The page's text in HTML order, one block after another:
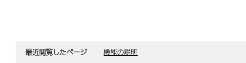
最近閲覧したページ
機能の説明